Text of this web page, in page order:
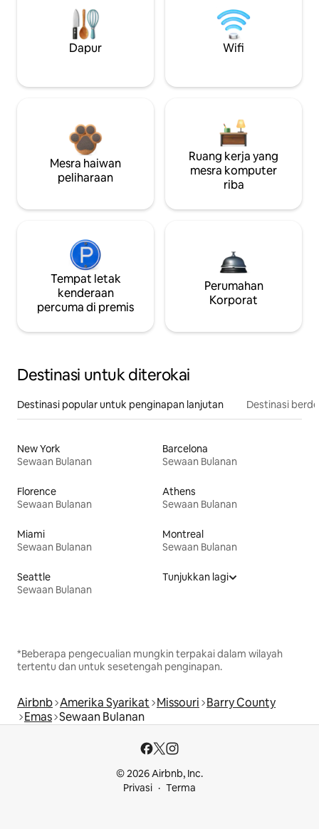
Dapur Wifi
Mesra haiwan
peliharaan
Ruang kerja yang
mesra komputer
riba
Tempat letak
kenderaan
percuma di premis
Perumahan
Korporat
Destinasi untuk diterokai
Destinasi popular untuk penginapan lanjutan Destinasi
New York
Sewaan Bulanan
Barcelona
Sewaan Bulanan
Florence
Sewaan Bulanan
Athens
Sewaan Bulanan
Miami
Sewaan Bulanan
Montreal
Sewaan Bulanan
Seattle
Sewaan Bulanan
Tunjukkan lagi
*Beberapa pengecualian mungkin terpakai dalam wilayah
tertentu dan untuk sesetengah penginapan.
Airbnb Amerika Syarikat Missouri Barry County
Emas Sewaan Bulanan
© 2026 Airbnb, Inc.
Privasi
Terma